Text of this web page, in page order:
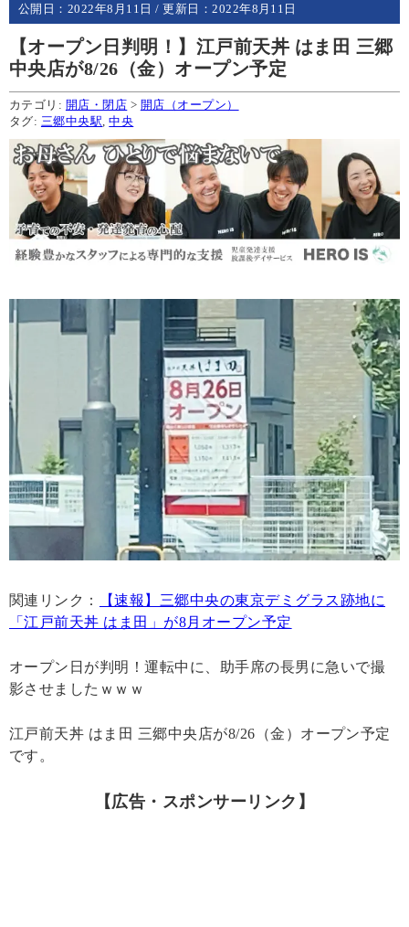
公開日： 2022年8月11日 / 更新日：2022年8月11日
【オープン日判明！】江戸前天丼 はま田 三郷
中央店が8/26（金）オープン予定
カテゴリ: 開店・閉店 > 開店（オープン）
タグ: 三郷中央駅,中央
関連リンク：
【速報】三郷中央の東京デミグラス跡地に
「江戸前天丼 はま田」が8月オープン予定
オープン日が判明！運転中に、助手席の長男に急いで撮
影させましたｗｗｗ
江戸前天丼 はま田 三郷中央店が8/26（金）オープン予定
です。
【広告・スポンサーリンク】